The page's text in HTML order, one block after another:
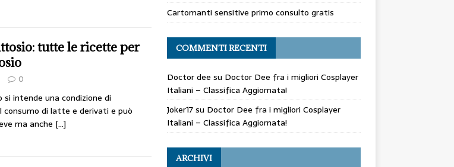
tutte le ricette per
0
intende una condizione di
consumo di latte e derivati e può
ma anche […]
Cartomanti sensitive primo consulto gratis
COMMENTI RECENTI
Doctor dee su Doctor Dee fra i migliori Cosplayer
Italiani – Classifica Aggiornata!
Joker17su Doctor Dee fra i migliori Cosplayer
Italiani – Classifica Aggiornata!
ARCHIVI